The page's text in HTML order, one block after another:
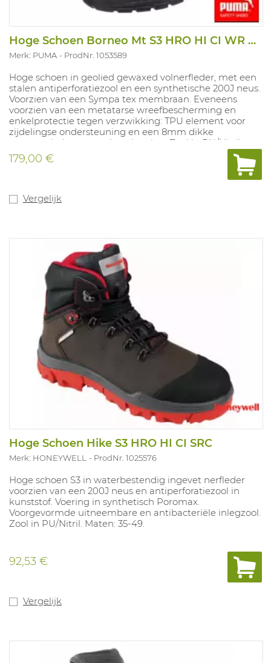
Hoge Schoen Borneo Mt S3 HRO HI CI WR AN
Merk: PUMA ProdNr. 1053589
Hoge schoen in geolied gewaxed volnerfleder, met een
stalen antiperforatiezool en een synthetische 200J neus.
Voorzien van een Sympa tex membraan. Eveneens
voorzien van een metatarse wreefbescherming en
enkelprotectie tegen verzwikking: TPU element voor
zijdelingse ondersteuning en een 8mm dikke
ergonomisch gevormde polstering. Zool in PU/Nitril
bestand tegen oliën en zuren. Uitneembare inlegzool in
polyurethaan met textiel laag. Maten: 36-48.
179,00 €
Vergelijk
Hoge Schoen Hike S3 HRO HI CI SRC
Merk: HONEYWELL ProdNr. 1025576
Hoge schoen S3 in waterbestendig ingevet nerfleder
voorzien van een 200J neus en antiperforatiezool in
kunststof. Voering in synthetisch Poromax.
Voorgevormde uitneembare en antibacteriële inlegzool.
Zool in PU/Nitril. Maten: 35-49.
92,53 €
Vergelijk